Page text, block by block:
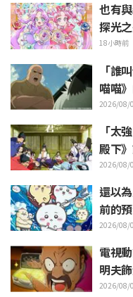
也有
探光
Stage
啊」
18小時前
「誰
喵喵
lay引
2026/08/
「太
殿下
ED插
2026/08/
還以
前的
苛」
驚呆
2026/08/
電視
明夫
結尾插
2026/08/